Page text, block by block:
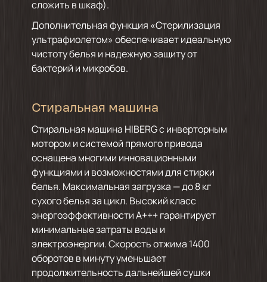
сложить в шкаф).
Дополнительная функция «Стерилизация
ультрафиолетом» обеспечивает идеальную
чистоту белья и надежную защиту от
бактерий и микробов.
Стиральная машина
Стиральная машина HIBERG с инверторным
мотором и системой прямого привода
оснащена многими инновационными
функциями и возможностями для стирки
белья. Максимальная загрузка — до 8 кг
сухого белья за цикл. Высокий класс
энергоэффективности А+++ гарантирует
минимальные затраты воды и
электроэнергии. Скорость отжима 1400
оборотов в минуту уменьшает
продолжительность дальнейшей сушки